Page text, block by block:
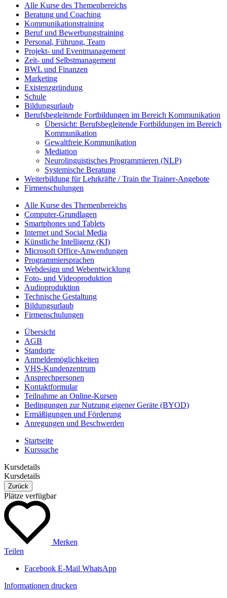
Alle Kurse des Themenbereichs
Beratung und Coaching
Kommunikationstraining
Beruf und Bewerbungstraining
Personal, Führung, Team
Projekt- und Eventmanagement
Zeit- und Selbstmanagement
BWL und Finanzen
Marketing
Existenzgründung
Schule
Bildungsurlaub
Berufsbegleitende Fortbildungen im Bereich Kommunikation
Übersicht: Berufsbegleitende Fortbildungen im Bereich
Kommunikation
Gewaltfreie Kommunikation
Mediation
Neurolinguistisches Programmieren (NLP)
Systemische Beratung
Weiterbildung für Lehrkräfte / Train the Trainer-Angebote
Firmenschulungen
Alle Kurse des Themenbereichs
Computer-Grundlagen
Smartphones und Tablets
Internet und Social Media
Künstliche Intelligenz (KI)
Microsoft Office-Anwendungen
Programmiersprachen
Webdesign und Webentwicklung
Foto- und Videoproduktion
Audioproduktion
Technische Gestaltung
Bildungsurlaub
Firmenschulungen
Übersicht
AGB
Standorte
Anmeldemöglichkeiten
VHS-Kundenzentrum
Ansprechpersonen
Kontaktformular
Teilnahme an Online-Kursen
Bedingungen zur Nutzung eigener Geräte (BYOD)
Ermäßigungen und Förderung
Anregungen und Beschwerden
Startseite
Kurssuche
Kursdetails
Kursdetails
Zurück
Plätze verfügbar
Merken
Teilen
Facebook E-Mail WhatsApp
Informationen drucken